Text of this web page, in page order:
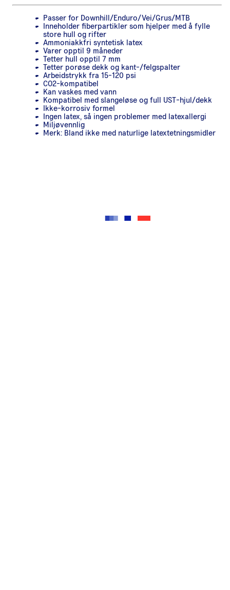
Passer for Downhill/Enduro/Vei/Grus/MTB
Inneholder fiberpartikler som hjelper med å fylle
store hull og rifter
Ammoniakkfri syntetisk latex
Varer opptil 9 måneder
Tetter hull opptil 7 mm
Tetter porøse dekk og kant-/felgspalter
Arbeidstrykk fra 15-120 psi
CO2-kompatibel
Kan vaskes med vann
Kompatibel med slangeløse og full UST-hjul/dekk
Ikke-korrosiv formel
Ingen latex, så ingen problemer med latexallergi
Miljøvennlig
Merk: Bland ikke med naturlige latextetningsmidler